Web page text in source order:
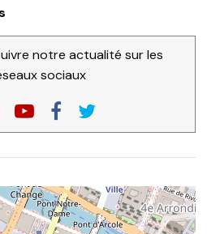
notre actualité sur les
sociaux